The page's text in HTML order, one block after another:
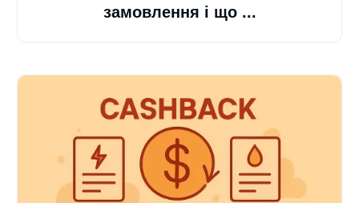
замовлення і що ...